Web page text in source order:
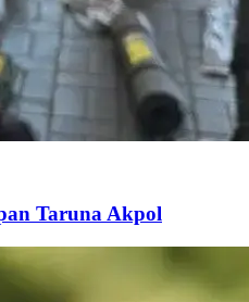
Taruna Akpol